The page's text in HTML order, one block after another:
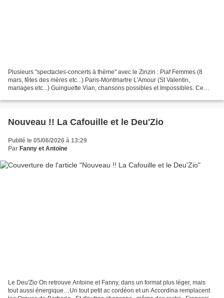
Plusieurs "spectacles-concerts à thème" avec le Zinzin : Piaf Femmes (8
mars, fêtes des mères etc...) Paris-Montmartre L'Amour (St Valentin,
mariages etc...) Guinguette Vian, chansons possibles et Impossibles. Ce
Nouveau !! La Cafouille et le Deu'Zio
Publié le 05/06/2026 à 13:29
Par Fanny et Antoine
Le Deu'Zio On retrouve Antoine et Fanny, dans un format plus léger, mais
tout aussi énergique…Un tout petit ac cordéon et un Accordina remplacent